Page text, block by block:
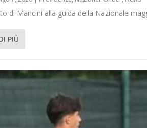
di Mancini alla guida della Nazionale
PIÙ